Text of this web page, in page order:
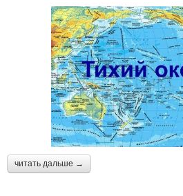
читать дальше →